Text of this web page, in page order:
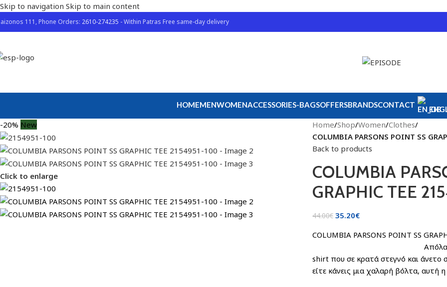
Skip to navigation Skip to main content
111, Phone Orders: 2610-274235 - Within Patras Free same-day delivery
HOMEMENWOMENACCESSORIES-BAGSOFFERSBRANDSCONTACT
-20% New
Click to enlarge
Home/Shop/Women/Clothes/
COLUMBIA PARSONS POINT SS
Back to products
COLUMBIA
GRAPHIC TEE
44.00€ 35.20€
COLUMBIA PARSONS POINT
Απόλαυσε τη φύση με
shirt που σε κρατά στεγνό και άνετο
είτε κάνεις μια χαλαρή βόλτα, αυτή